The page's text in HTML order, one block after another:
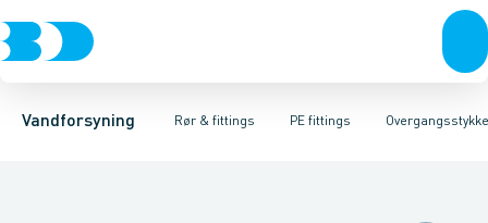
Vandforsyning Rør & fittings
Rør & fittingsKoblinger & anboringerMuffer, klemmer &
PE fittings
PE rørPE EL fittingsPE fittings Duktiljern fittings
Vinkler 90gr.Vinkler 60gr.Vinkler 45gr.Vinkler 30gr.Vinkler